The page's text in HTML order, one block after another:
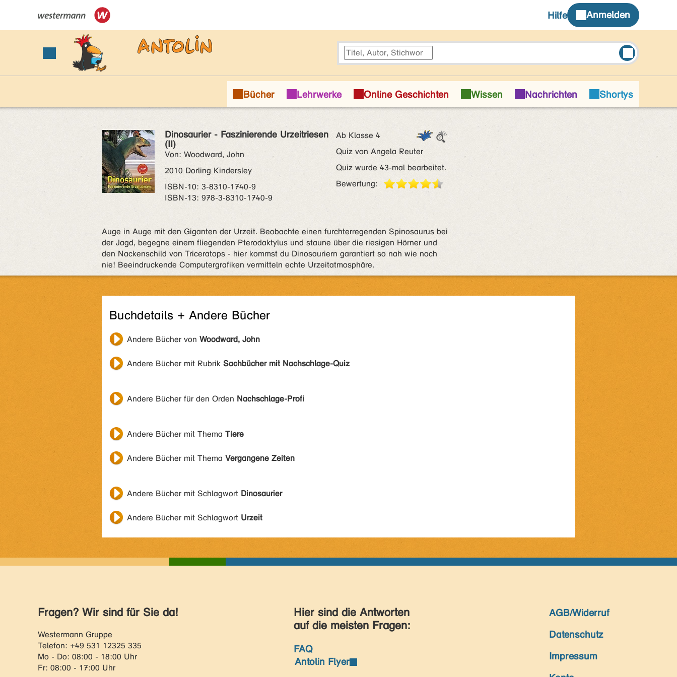
Dinosaurier - Faszinierende Urzeitriesen
(II)
Von: Woodward, John
2010 Dorling Kindersley
ISBN‑10: 3-8310-1740-9
ISBN‑13: 978-3-8310-1740-9
Ab Klasse 4
Quiz von Angela Reuter
Quiz wurde 43-mal bearbeitet.
Bewertung:
Auge in Auge mit den Giganten der Urzeit. Beobachte einen furchterregenden Spinosaurus bei
der Jagd, begegne einem fliegenden Pterodaktylus und staune über die riesigen Hörner und
den Nackenschild von Triceratops - hier kommst du Dinosauriern garantiert so nah wie noch
nie! Beeindruckende Computergrafiken vermitteln echte Urzeitatmosphäre.
Buchdetails + Andere Bücher
Andere Bücher von Woodward, John
Andere Bücher mit Rubrik Sachbücher mit Nachschlage-Quiz
Andere Bücher für den Orden Nachschlage-Profi
Andere Bücher mit Thema Tiere
Andere Bücher mit Thema Vergangene Zeiten
Andere Bücher mit Schlagwort Dinosaurier
Andere Bücher mit Schlagwort Urzeit